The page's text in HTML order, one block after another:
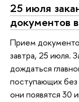
25 июля
документов
Прием
завтра, 25 июля.
дождаться
поступающих без
они появятся 30